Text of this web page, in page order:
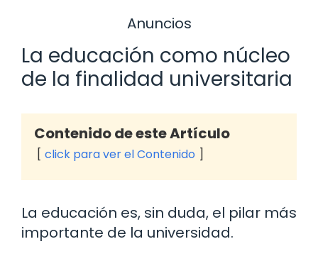
Anuncios
La educación como núcleo
de la finalidad universitaria
Contenido de este Artículo
click para ver el Contenido
La educación es, sin duda, el pilar más
importante de la universidad.